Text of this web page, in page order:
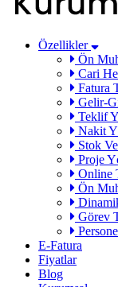
Özellikler
Ön
Cari
Fatura
Gelir-
Teklif
Nakit
Stok
Proje
Online
Ön
Görev
E-Fatura
Fiyatlar
Blog